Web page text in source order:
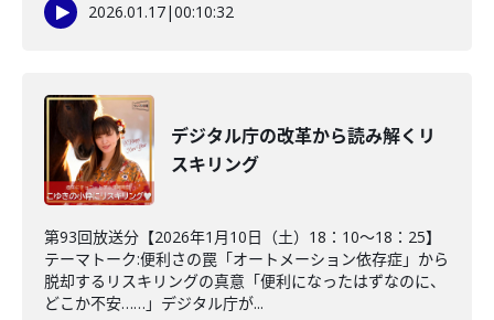
2026.01.17|00:10:32
デジタル庁の改革から読み解くリ
スキリング
第93回放送分【2026年1月10日（土）18：10～18：25】
テーマトーク:便利さの罠「オートメーション依存症」から
脱却するリスキリングの真意「便利になったはずなのに、
どこか不安……」デジタル庁が...